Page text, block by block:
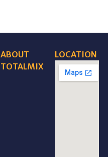
ABOUT
TOTALMIX
LOCATION